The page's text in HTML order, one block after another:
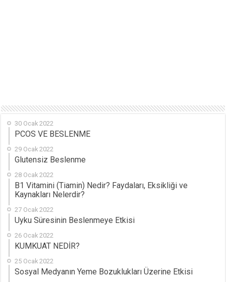
30 Ocak 2022
PCOS VE BESLENME
29 Ocak 2022
Glutensiz Beslenme
28 Ocak 2022
B1 Vitamini (Tiamin) Nedir? Faydaları, Eksikliği ve
Kaynakları Nelerdir?
27 Ocak 2022
Uyku Süresinin Beslenmeye Etkisi
26 Ocak 2022
KUMKUAT NEDİR?
25 Ocak 2022
Sosyal Medyanın Yeme Bozuklukları Üzerine Etkisi